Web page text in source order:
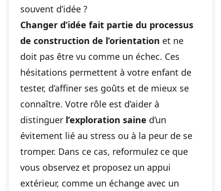
souvent d’idée ?
Changer d’idée fait partie du processus
de construction de l’orientation et ne
doit pas être vu comme un échec. Ces
hésitations permettent à votre enfant de
tester, d’affiner ses goûts et de mieux se
connaître. Votre rôle est d’aider à
distinguer l’exploration saine d’un
évitement lié au stress ou à la peur de se
tromper. Dans ce cas, reformulez ce que
vous observez et proposez un appui
extérieur, comme un échange avec un